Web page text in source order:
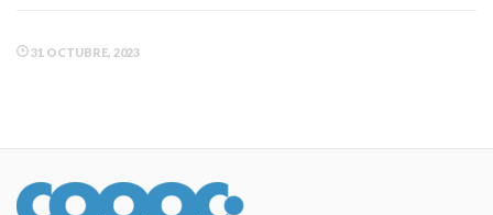
31 OCTUBRE, 2023